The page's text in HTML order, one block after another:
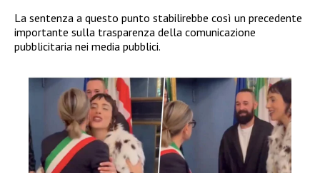
La sentenza a questo punto stabilirebbe così un precedente
importante sulla trasparenza della comunicazione
pubblicitaria nei media pubblici.